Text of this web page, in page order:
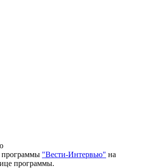
программы "Вести-Интервью" на
программы.